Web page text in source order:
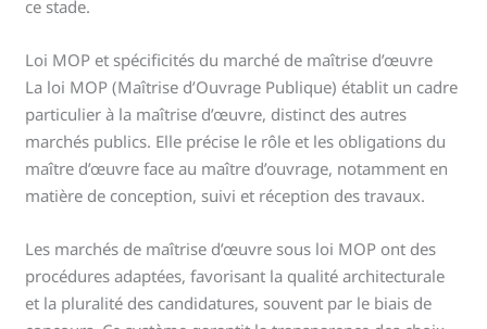
ce stade.
Loi MOP et spécificités du marché de maîtrise d’œuvre
La loi MOP (Maîtrise d’Ouvrage Publique) établit un cadre
particulier à la maîtrise d’œuvre, distinct des autres
marchés publics. Elle précise le rôle et les obligations du
maître d’œuvre face au maître d’ouvrage, notamment en
matière de conception, suivi et réception des travaux.
Les marchés de maîtrise d’œuvre sous loi MOP ont des
procédures adaptées, favorisant la qualité architecturale
et la pluralité des candidatures, souvent par le biais de